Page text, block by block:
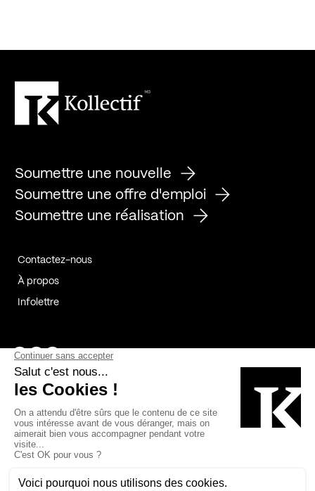
Soumettre une nouvelle
Soumettre une offre d'emploi
Soumettre une réalisation
Contactez-nous
À propos
Infolettre
Page Facebook de Kollectif
Page Instagram de Kollectif
Page Linkedin de Kollectif
Bâtiment-Durable-Québec-1
Esquisses-1
MP-1 v2com-1